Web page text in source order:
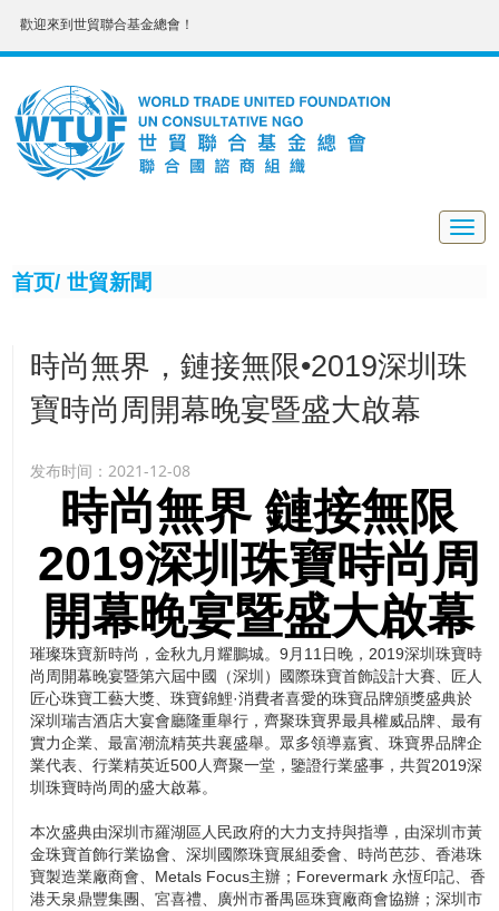
歡迎來到世貿聯合基金總會！
首页/ 世貿新聞
時尚無界，鏈接無限•2019深圳珠
寶時尚周開幕晚宴暨盛大啟幕
发布时间：2021-12-08
時尚無界 鏈接無限
2019深圳珠寶時尚周
開幕晚宴暨盛大啟幕
璀璨珠寶新時尚，金秋九月耀鵬城。9月11日晚，2019深圳珠寶時
尚周開幕晚宴暨第六屆中國（深圳）國際珠寶首飾設計大賽、匠人
匠心珠寶工藝大獎、珠寶錦鯉·消費者喜愛的珠寶品牌頒獎盛典於
深圳瑞吉酒店大宴會廳隆重舉行，齊聚珠寶界最具權威品牌、最有
實力企業、最富潮流精英共襄盛舉。眾多領導嘉賓、珠寶界品牌企
業代表、行業精英近500人齊聚一堂，鑒證行業盛事，共賀2019深
圳珠寶時尚周的盛大啟幕。
本次盛典由深圳市羅湖區人民政府的大力支持與指導，由深圳市黃
金珠寶首飾行業協會、深圳國際珠寶展組委會、時尚芭莎、香港珠
寶製造業廠商會、Metals Focus主辦；Forevermark 永恆印記、香
港天泉鼎豐集團、宮喜禮、廣州市番禺區珠寶廠商會協辦；深圳市